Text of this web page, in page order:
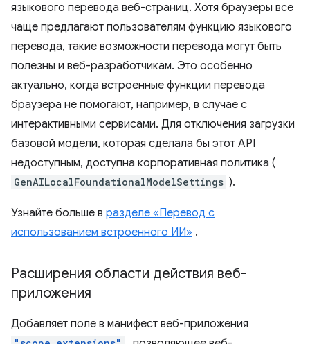
языкового перевода веб-страниц. Хотя браузеры все
чаще предлагают пользователям функцию языкового
перевода, такие возможности перевода могут быть
полезны и веб-разработчикам. Это особенно
актуально, когда встроенные функции перевода
браузера не помогают, например, в случае с
интерактивными сервисами. Для отключения загрузки
базовой модели, которая сделала бы этот API
недоступным, доступна корпоративная политика (
GenAILocalFoundationalModelSettings ).
Узнайте больше в разделе «Перевод с
использованием встроенного ИИ» .
Расширения области действия веб-
приложения
Добавляет поле в манифест веб-приложения